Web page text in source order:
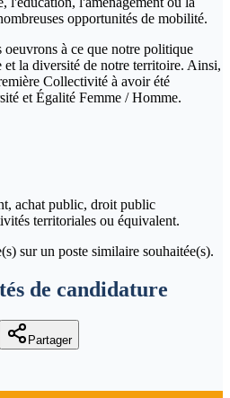
opportunités de mobilité.
à ce que notre politique
et la diversité de notre territoire. Ainsi,
Collectivité à avoir été
et Égalité Femme / Homme.
achat public, droit public
territoriales ou équivalent.
sur un poste similaire souhaitée(s).
de candidature
Partager